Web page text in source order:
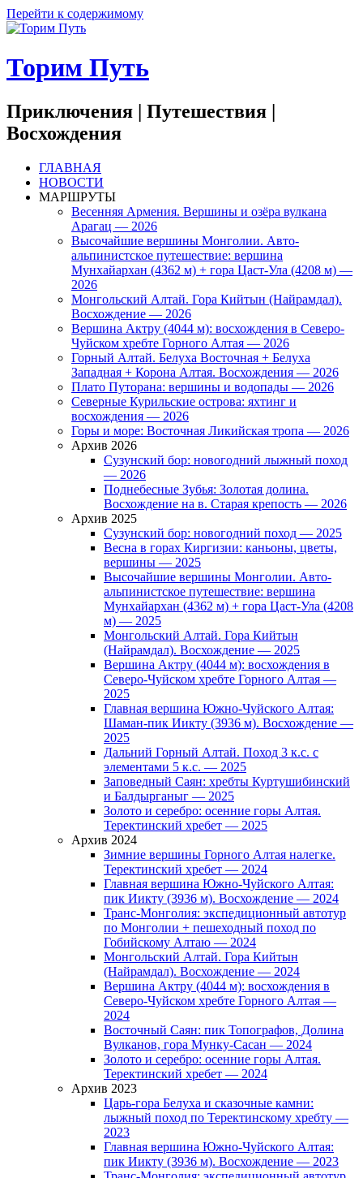
Перейти к содержимому
Торим Путь
Приключения | Путешествия |
Восхождения
ГЛАВНАЯ
НОВОСТИ
МАРШРУТЫ
Весенняя Армения. Вершины и озёра вулкана
Арагац — 2026
Высочайшие вершины Монголии. Авто-
альпинистское путешествие: вершина
Мунхайархан (4362 м) + гора Цаст-Ула (4208 м) —
2026
Монгольский Алтай. Гора Кийтын (Найрамдал).
Восхождение — 2026
Вершина Актру (4044 м): восхождения в Северо-
Чуйском хребте Горного Алтая — 2026
Горный Алтай. Белуха Восточная + Белуха
Западная + Корона Алтая. Восхождения — 2026
Плато Путорана: вершины и водопады — 2026
Северные Курильские острова: яхтинг и
восхождения — 2026
Горы и море: Восточная Ликийская тропа — 2026
Архив 2026
Сузунский бор: новогодний лыжный поход
— 2026
Поднебесные Зубья: Золотая долина.
Восхождение на в. Старая крепость — 2026
Архив 2025
Сузунский бор: новогодний поход — 2025
Весна в горах Киргизии: каньоны, цветы,
вершины — 2025
Высочайшие вершины Монголии. Авто-
альпинистское путешествие: вершина
Мунхайархан (4362 м) + гора Цаст-Ула (4208
м) — 2025
Монгольский Алтай. Гора Кийтын
(Найрамдал). Восхождение — 2025
Вершина Актру (4044 м): восхождения в
Северо-Чуйском хребте Горного Алтая —
2025
Главная вершина Южно-Чуйского Алтая:
Шаман-пик Иикту (3936 м). Восхождение —
2025
Дальний Горный Алтай. Поход 3 к.с. с
элементами 5 к.с. — 2025
Заповедный Саян: хребты Куртушибинский
и Балдырганыг — 2025
Золото и серебро: осенние горы Алтая.
Теректинский хребет — 2025
Архив 2024
Зимние вершины Горного Алтая налегке.
Теректинский хребет — 2024
Главная вершина Южно-Чуйского Алтая:
пик Иикту (3936 м). Восхождение — 2024
Транс-Монголия: экспедиционный автотур
по Монголии + пешеходный поход по
Гобийскому Алтаю — 2024
Монгольский Алтай. Гора Кийтын
(Найрамдал). Восхождение — 2024
Вершина Актру (4044 м): восхождения в
Северо-Чуйском хребте Горного Алтая —
2024
Восточный Саян: пик Топографов, Долина
Вулканов, гора Мунку-Сасан — 2024
Золото и серебро: осенние горы Алтая.
Теректинский хребет — 2024
Архив 2023
Царь-гора Белуха и сказочные камни:
лыжный поход по Теректинскому хребту —
2023
Главная вершина Южно-Чуйского Алтая:
пик Иикту (3936 м). Восхождение — 2023